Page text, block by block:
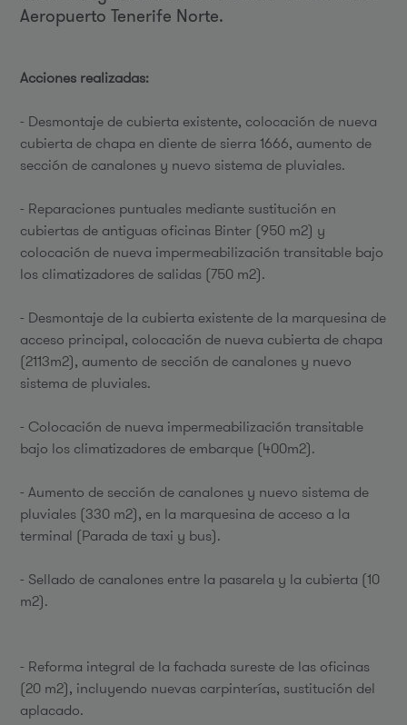
Aeropuerto Tenerife Norte.
Acciones realizadas:
- Desmontaje de cubierta existente, colocación de nueva
cubierta de chapa en diente de sierra 1666, aumento de
sección de canalones y nuevo sistema de pluviales.
- Reparaciones puntuales mediante sustitución en
cubiertas de antiguas oficinas Binter (950 m2) y
colocación de nueva impermeabilización transitable bajo
los climatizadores de salidas (750 m2).
- Desmontaje de la cubierta existente de la marquesina de
acceso principal, colocación de nueva cubierta de chapa
(2113m2), aumento de sección de canalones y nuevo
sistema de pluviales.
- Colocación de nueva impermeabilización transitable
bajo los climatizadores de embarque (400m2).
- Aumento de sección de canalones y nuevo sistema de
pluviales (330 m2), en la marquesina de acceso a la
terminal (Parada de taxi y bus).
- Sellado de canalones entre la pasarela y la cubierta (10
m2).
- Reforma integral de la fachada sureste de las oficinas
(20 m2), incluyendo nuevas carpinterías, sustitución del
aplacado.